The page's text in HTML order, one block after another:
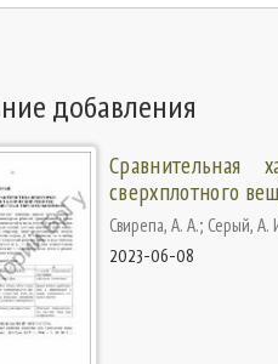
добавления
Сравнительная
сверхплотного
Свирепа, А. А.; Серый, А.
2023-06-08